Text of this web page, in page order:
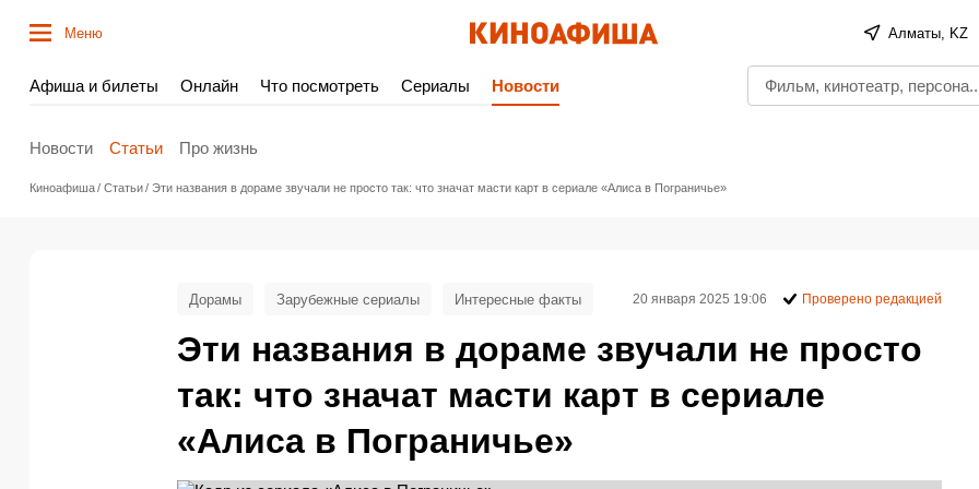
Меню Алматы, KZ
Афиша и билеты Онлайн Что посмотреть Сериалы Новости
Новости Статьи Про жизнь
Киноафиша Статьи Эти названия в дораме звучали не просто так: что значат масти карт в сериале «Алиса в Пограничье»
Эти названия в дораме звучали не просто
так: что значат масти карт в сериале
«Алиса в Пограничье»
Дорамы Зарубежные сериалы Интересные факты 20 января 2025 19:06 Проверено редакцией